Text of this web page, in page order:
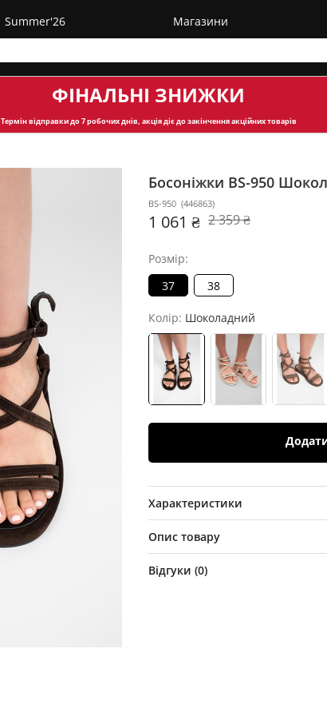
Summer'26 Магазини
ФІНАЛЬНІ ЗНИЖКИ
Термін відправкидо 7 робочих днів, акція діє до закінчення акційних товарів
Босоніжки BS-950
BS-950 (446863)
1 061 ₴ 2 359 ₴
Розмір:
37
38
Колір: Шоколадний
Характеристики
Опис товару
Відгуки (0)